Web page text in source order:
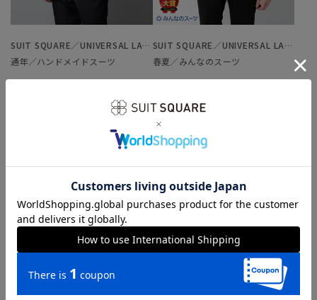
SUIT SQUARE／UNIVERSAL LANGUAGE
通年／ハンドメイドスーツ
SUIT SQUARE／UNIVERSAL LANGUAGE
春夏／みんなのスーツ
￥12,980